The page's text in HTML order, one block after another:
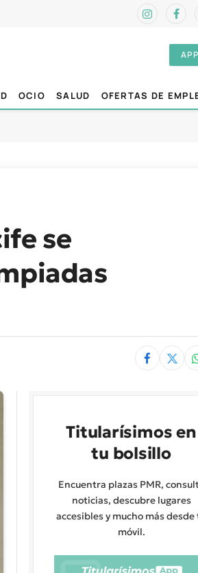
Instagram
OCIO SALUD OFERTAS DE
se
Titularísimos en
tu bolsillo
Encuentra plazas PMR,
noticias, descubre lugares
accesibles y mucho más desde
móvil.